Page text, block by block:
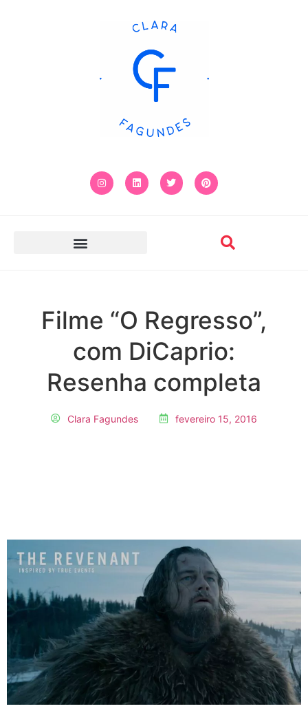
Filme “O Regresso”,
com DiCaprio:
Resenha completa
Clara Fagundes fevereiro 15, 2016